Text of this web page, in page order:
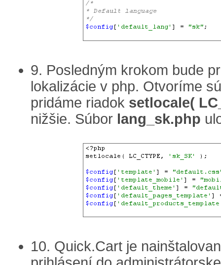
9. Posledným krokom bude
lokalizácie v php. Otvoríme
pridáme riadok setlocale(
nižšie. Súbor lang_sk.php
10. Quick.Cart je